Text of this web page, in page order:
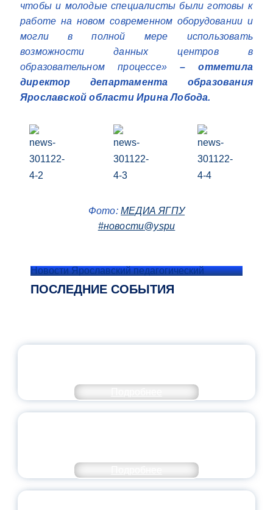
чтобы и молодые специалисты были готовы к
работе на новом современном оборудовании и
могли в полной мере использовать
возможности данных центров в
образовательном процессе»
– отметила
директор департамента образования
Ярославской области Ирина Лобода.
Фото:МЕДИА ЯГПУ
#новости@yspu
Новости Ярославский педагогический
ПОСЛЕДНИЕ СОБЫТИЯ